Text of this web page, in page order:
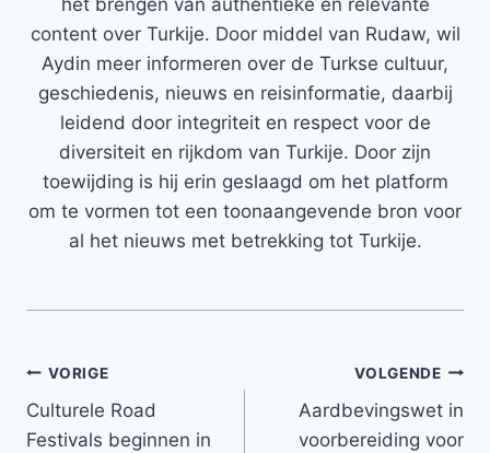
het brengen van authentieke en relevante
content over Turkije. Door middel van Rudaw, wil
Aydin meer informeren over de Turkse cultuur,
geschiedenis, nieuws en reisinformatie, daarbij
leidend door integriteit en respect voor de
diversiteit en rijkdom van Turkije. Door zijn
toewijding is hij erin geslaagd om het platform
om te vormen tot een toonaangevende bron voor
al het nieuws met betrekking tot Turkije.
Bericht
navigatie
VORIGE
Culturele Road
Festivals beginnen in
VOLGENDE
Aardbevingswet in
voorbereiding voor